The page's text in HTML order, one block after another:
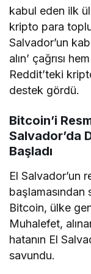
kabul eden ilk
kripto para
Salvador’un
alın’ çağrısı
Reddit’teki
destek gördü.
Bitcoin’i
Salvador’da
Başladı
El Salvador’un
Bitcoin, ülke
Muhalefet,
hatanın El
savundu.